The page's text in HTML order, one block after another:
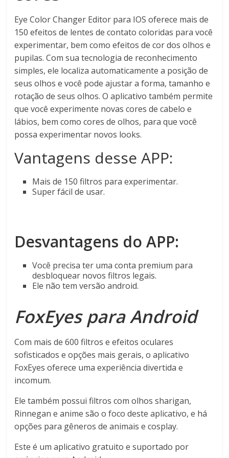
Eye Color Changer Editor para IOS oferece mais de
150 efeitos de lentes de contato coloridas para você
experimentar, bem como efeitos de cor dos olhos e
pupilas. Com sua tecnologia de reconhecimento
simples, ele localiza automaticamente a posição de
seus olhos e você pode ajustar a forma, tamanho e
rotação de seus olhos. O aplicativo também permite
que você experimente novas cores de cabelo e
lábios, bem como cores de olhos, para que você
possa experimentar novos looks.
Vantagens desse APP:
Mais de 150 filtros para experimentar.
Super fácil de usar.
Desvantagens do APP:
Você precisa ter uma conta premium para
desbloquear novos filtros legais.
Ele não tem versão android.
FoxEyes para Android
Com mais de 600 filtros e efeitos oculares
sofisticados e opções mais gerais, o aplicativo
FoxEyes oferece uma experiência divertida e
incomum.
Ele também possui filtros com olhos sharigan,
Rinnegan e anime são o foco deste aplicativo, e há
opções para gêneros de animais e cosplay.
Este é um aplicativo gratuito e suportado por